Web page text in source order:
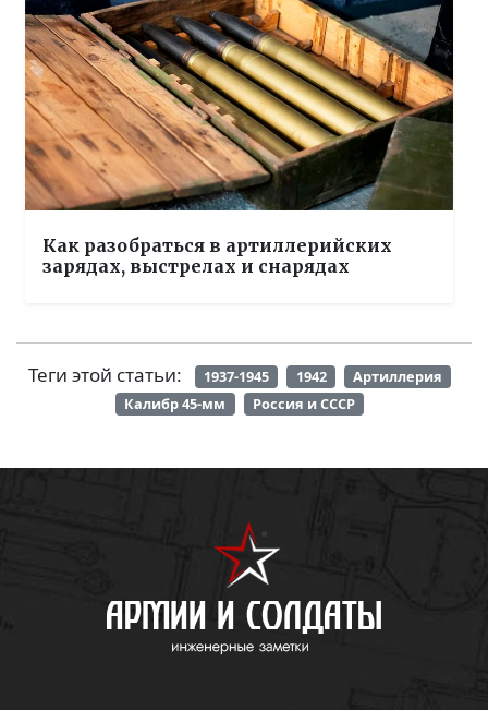
Как разобраться в артиллерийских
зарядах, выстрелах и снарядах
Теги этой статьи: 1937-1945 1942
Артиллерия
Калибр 45-мм
Россия и СССР